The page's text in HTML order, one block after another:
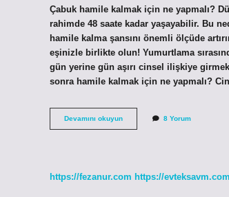
Çabuk hamile kalmak için ne yapmalı?
rahimde 48 saate kadar yaşayabilir. Bu
hamile kalma şansını önemli ölçüde
eşinizle birlikte olun! Yumurtlama
gün yerine gün aşırı cinsel ilişkiye
sonra hamile kalmak için ne yapmalı?
Devamını okuyunHamile
Kalmak
8 Yorum
https://fezanur.com https://